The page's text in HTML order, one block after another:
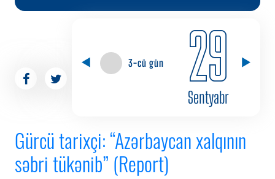
3-cü gün 29
Sentyabr
Gürcü tarixçi: “Azərbaycan xalqının
səbri tükənib” (Report)